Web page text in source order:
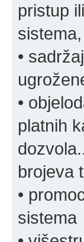
pristup
•
•
platnih
brojeva
•
sistema